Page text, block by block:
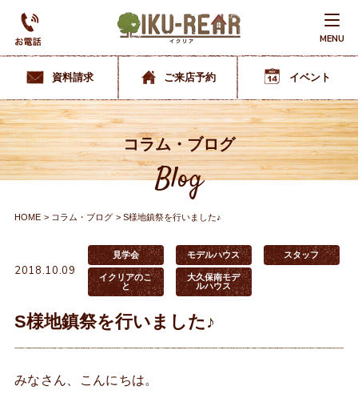
MENU
資料請求 ご来店予約 イベント
コラム・ブログ
Blog
HOME コラム・ブログ S様地鎮祭を行いました♪
2018.10.09
見学会 モデルハウス スタッフ
イクリアのこ
と
大久保南モデ
ルハウス
S様地鎮祭を行いました♪
みなさん、こんにちは。